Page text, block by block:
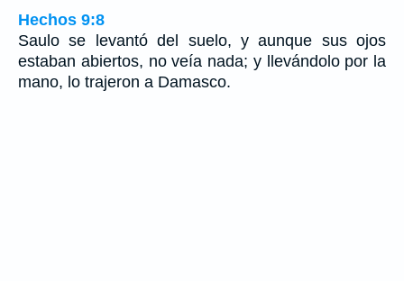
Hechos 9:8
Saulo se levantó del suelo, y aunque sus ojos
estaban abiertos, no veía nada; y llevándolo por la
mano, lo trajeron a Damasco.